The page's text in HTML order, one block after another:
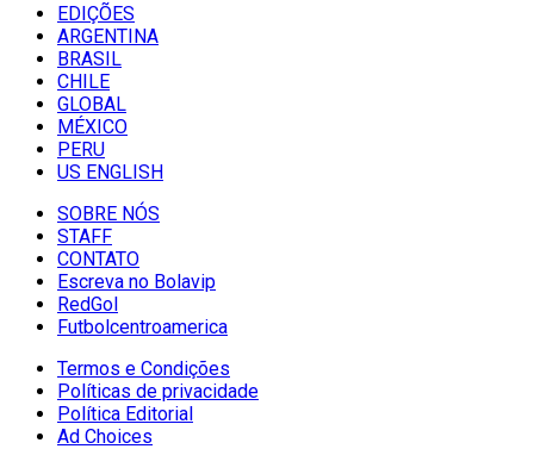
EDIÇÕES
ARGENTINA
BRASIL
CHILE
GLOBAL
MÉXICO
PERU
US ENGLISH
SOBRE NÓS
STAFF
CONTATO
Escreva no Bolavip
RedGol
Futbolcentroamerica
Termos e Condições
Políticas de privacidade
Política Editorial
Ad Choices